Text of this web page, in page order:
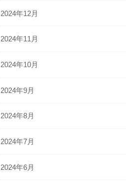
2024年12月
2024年11月
2024年10月
2024年9月
2024年8月
2024年7月
2024年6月